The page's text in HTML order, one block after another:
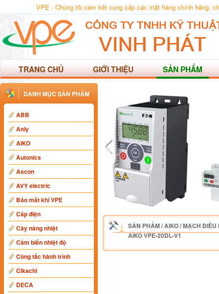
VPE - Chúng tôi cam kết cung cấp các mặt hàng chính hãng,
TRANG CHỦ GIỚI THIỆU SẢN PHẨM
DANH MỤC SẢN PHẨM
ABB
Anly
AIKO
Autonics
Ascon
AVY electric
Báo mất khí VPE
Cáp điện
Cây nâng nhiệt
Cảm biến nhiệt độ
Công tắc hành trình
Cikachi
DECA
SẢN PHẨM/AIKO/MẠCH ĐIỀU
AIKO VPE-20DL-V1